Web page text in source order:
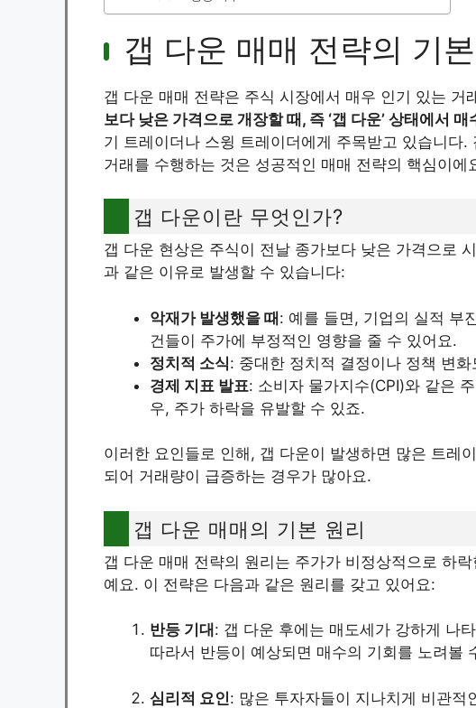
갭 다운 매매 전략의 기
갭 다운 매매 전략은 주식 시장에서 매우 인기 있는 거
보다 낮은 가격으로 개장할 때, 즉 ‘갭 다운’ 상태에서 매
기 트레이더나 스윙 트레이더에게 주목받고 있습니다
거래를 수행하는 것은 성공적인 매매 전략의 핵심이에
갭 다운이란 무엇인가?
갭 다운 현상은 주식이 전날 종가보다 낮은 가격으로
과 같은 이유로 발생할 수 있습니다:
악재가 발생했을 때: 예를 들면, 기업의 실적 부
건들이 주가에 부정적인 영향을 줄 수 있어요.
정치적 소식: 중대한 정치적 결정이나 정책 변
경제 지표 발표: 소비자 물가지수(CPI)와 같은
우, 주가 하락을 유발할 수 있죠.
이러한 요인들로 인해, 갭 다운이 발생하면 많은 트레
되어 거래량이 급증하는 경우가 많아요.
갭 다운 매매의 기본 원리
갭 다운 매매 전략의 원리는 주가가 비정상적으로 하
예요. 이 전략은 다음과 같은 원리를 갖고 있어요:
반등 기대 : 갭 다운 후에는 매도세가 강하게 나
따라서 반등이 예상되면 매수의 기회를 노려볼
심리적 요인: 많은 투자자들이 지나치게 비관적